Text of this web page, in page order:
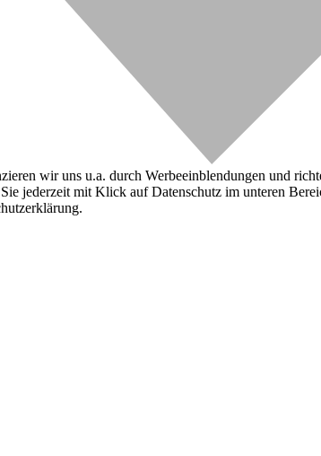
wir uns u.a. durch Werbeeinblendungen und
jederzeit mit Klick auf Datenschutz im unteren